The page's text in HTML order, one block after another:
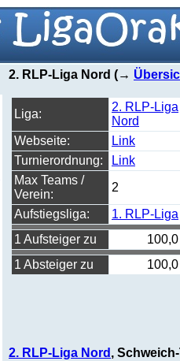
2. RLP-Liga Nord (→
Liga:
2. RLP-Liga
Nord
Webseite:
Link
Turnierordnung:
Link
Max Teams /
Verein:
2
Aufstiegsliga:
1. RLP-Liga
1 Aufsteiger zu
1 Absteiger zu
2. RLP-Liga Nord ,